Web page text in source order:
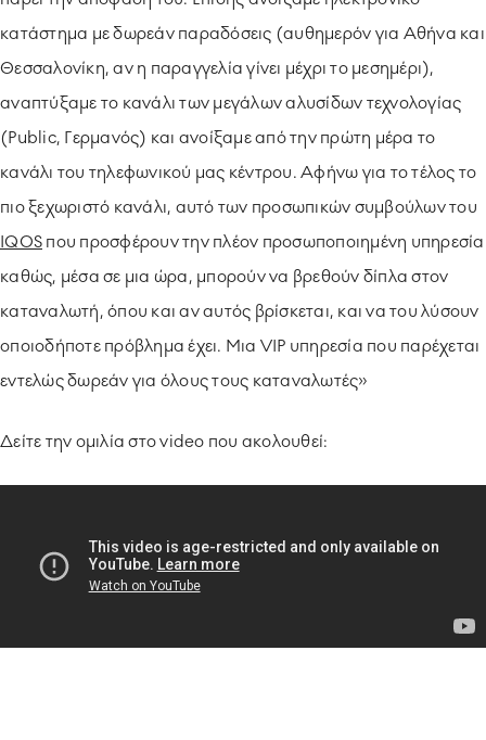
κατάστημα με δωρεάν παραδόσεις (αυθημερόν για Αθήνα και
Θεσσαλονίκη, αν η παραγγελία γίνει μέχρι το μεσημέρι),
αναπτύξαμε το κανάλι των μεγάλων αλυσίδων τεχνολογίας
(Public, Γερμανός) και ανοίξαμε από την πρώτη μέρα το
κανάλι του τηλεφωνικού μας κέντρου. Αφήνω για το τέλος το
πιο ξεχωριστό κανάλι, αυτό των προσωπικών συμβούλων του
IQOS που προσφέρουν την πλέον προσωποποιημένη υπηρεσία
καθώς, μέσα σε μια ώρα, μπορούν να βρεθούν δίπλα στον
καταναλωτή, όπου και αν αυτός βρίσκεται, και να του λύσουν
οποιοδήποτε πρόβλημα έχει. Μια VIP υπηρεσία που παρέχεται
εντελώς δωρεάν για όλους τους καταναλωτές»
Δείτε την ομιλία στο video που ακολουθεί: